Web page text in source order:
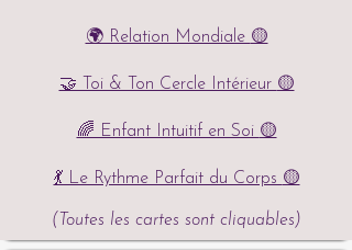
🌍 Relation Mondiale 🟡
🤝 Toi & Ton Cercle Intérieur 🟡
🌈 Enfant Intuitif en Soi 🟡
💃 Le Rythme Parfait du Corps 🟡
(Toutes les cartes sont cliquables)